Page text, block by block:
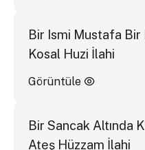
Bir Ismi Mustafa Bir
Kosal Huzi İlahi
Görüntüle
Bir Sancak Altında
Ateş Hüzzam İlahi